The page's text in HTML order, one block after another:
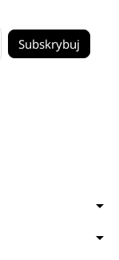
arrow_drop_down
arrow_drop_down